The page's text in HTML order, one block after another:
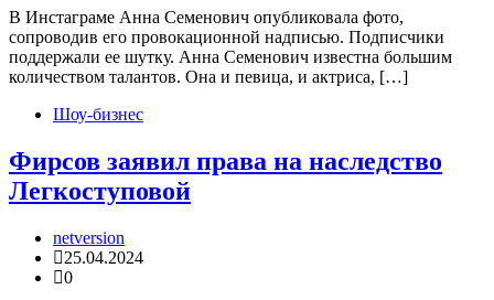
В Инстаграме Анна Семенович опубликовала фото,
сопроводив его провокационной надписью. Подписчики
поддержали ее шутку. Анна Семенович известна большим
количеством талантов. Она и певица, и актриса, […]
Шоу-бизнес
Фирсов заявил права на наследство
Легкоступовой
netversion
25.04.2024
0